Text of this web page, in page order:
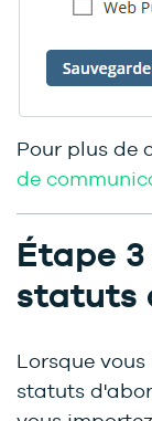
Pour plus de
de
Étape
statuts
Lorsque
statuts